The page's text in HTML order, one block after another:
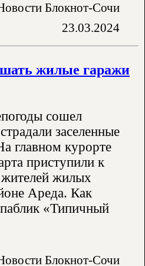
Блокнот-Сочи
23.03.2024
жилые гаражи
сошел
заселенные
главном курорте
приступили к
жителей жилых
Ареда. Как
«Типичный
Блокнот-Сочи